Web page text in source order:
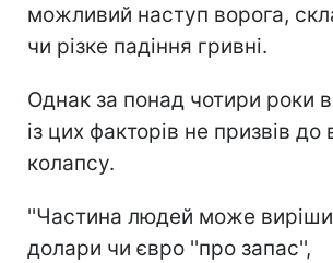
можливий наступ ворога,
чи різке падіння гривні.
Однак за понад чотири роки
із цих факторів не призвів
колапсу.
''Частина людей може
долари чи євро ''про запас'',